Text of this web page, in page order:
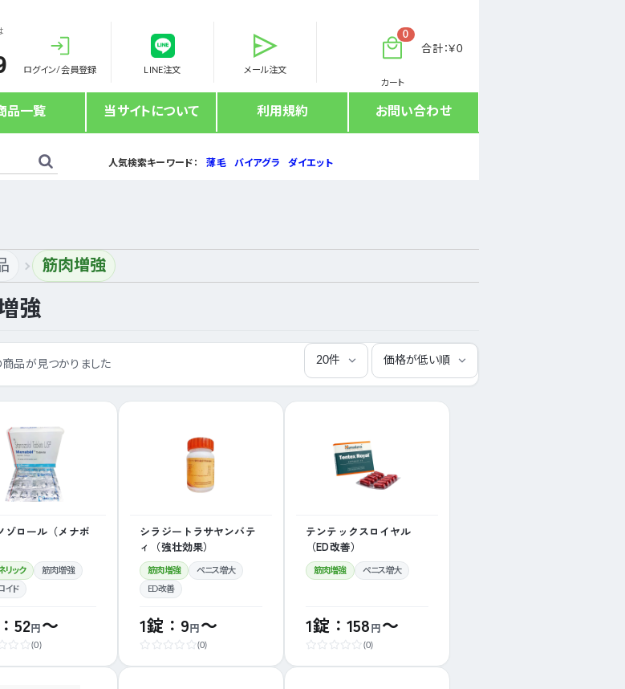
ログイン/会員登録 LINE注文
メール注文
カート
0
合計：￥0
品一覧 当サイトについて 利用規約 お問い合わせ
人気検索キーワード： 薄毛 バイアグラ ダイエット
筋肉増強
強
商品が見つかりました
ゾロール（メナボ
リック 筋肉増強
イド
52円～
(0)
シラジートラサヤンバテ
ィ（強壮効果）
筋肉増強 ペニス増大
ED改善
1錠：9円～
(0)
テンテックスロイヤル
（ED改善）
筋肉増強 ペニス増大
1錠：158円～
(0)